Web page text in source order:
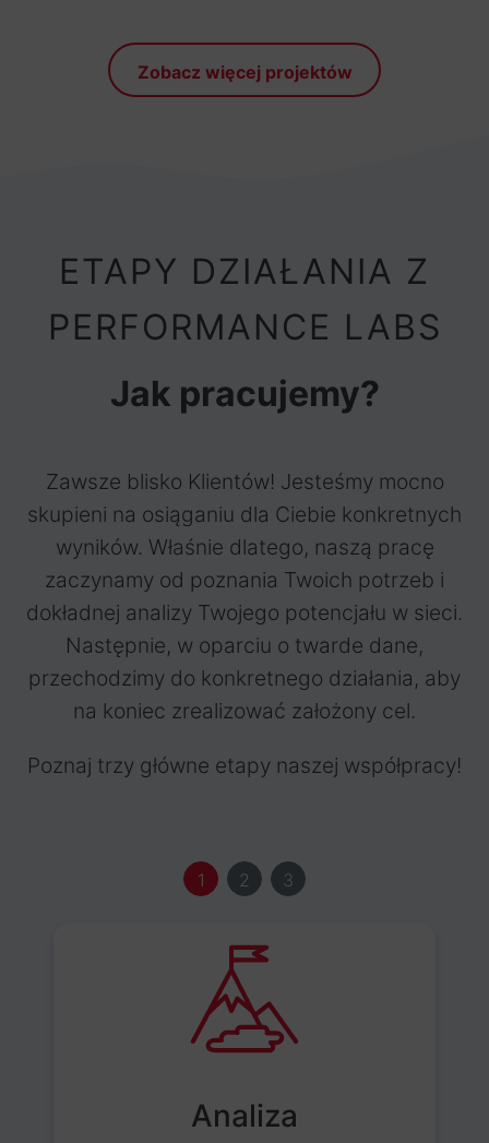
Zobacz więcej projektów
ETAPY DZIAŁANIA Z
PERFORMANCE LABS
Jak pracujemy?
Zawsze blisko Klientów! Jesteśmy mocno
skupieni na osiąganiu dla Ciebie konkretnych
wyników. Właśnie dlatego, naszą pracę
zaczynamy od poznania Twoich potrzeb i
dokładnej analizy Twojego potencjału w sieci.
Następnie, w oparciu o twarde dane,
przechodzimy do konkretnego działania, aby
na koniec zrealizować założony cel.
Poznaj trzy główne etapy naszej współpracy!
1 2 3
Analiza